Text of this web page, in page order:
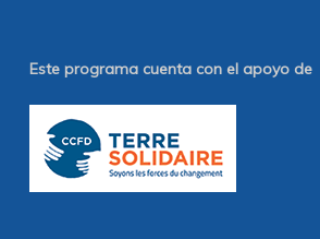
Este programa cuenta con el apoyo de